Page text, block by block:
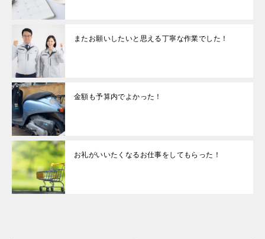
またお願いしたいと思える丁寧な作業でした！
金額も予算内でよかった！
お礼がいいたくなるお仕事をしてもらった！